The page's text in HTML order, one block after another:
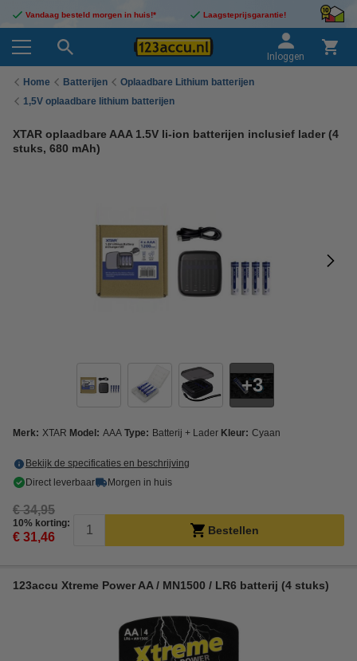
Vandaag besteld morgen in huis!* Laagsteprijsgarantie!
Inloggen
Home Batterijen
Oplaadbare Lithium batterijen
1,5V oplaadbare lithium batterijen
XTAR oplaadbare AAA 1.5V li-ion batterijen inclusief lader (4
stuks, 680 mAh)
3
Merk: XTAR Model: AAA Type: Batterij + Lader Kleur: Cyaan
Bekijk de specificaties en beschrijving
Direct leverbaar
Morgen in huis
€ 34,95
10% korting:
€ 31,46 Bestellen
123accu Xtreme Power AA / MN1500 / LR6 batterij (4 stuks)